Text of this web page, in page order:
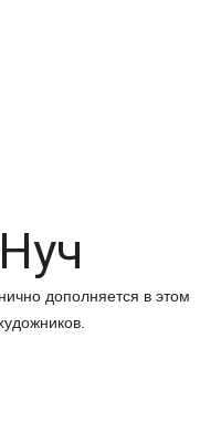
дополняется в этом